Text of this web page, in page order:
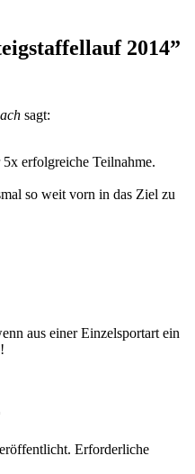
2014”
sagt:
erfolgreiche Teilnahme.
so weit vorn in das Ziel zu
aus einer Einzelsportart ein
Erforderliche